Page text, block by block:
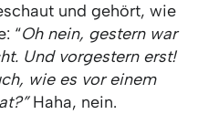
und gehört, wie
“Oh nein, gestern war
Und vorgestern erst!
wie es vor einem
Haha, nein.